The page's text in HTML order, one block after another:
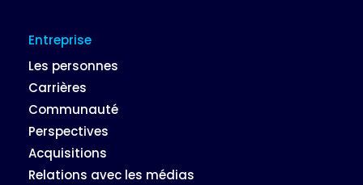
Entreprise
Les personnes
Carrières
Communauté
Perspectives
Acquisitions
Relations avec les médias